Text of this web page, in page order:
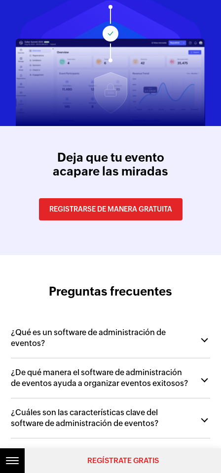
Deja que tu evento
acapare las miradas
REGISTRARSE DE MANERA GRATUITA
Preguntas frecuentes
¿Qué es un software de administración de
eventos?
¿De qué manera el software de administración
de eventos ayuda a organizar eventos exitosos?
¿Cuáles son las características clave del
software de administración de eventos?
plataformas de administración de eventos?
REGÍSTRATE GRATIS